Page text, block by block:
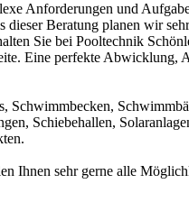
Anforderungen und
Beratung planen wir
Sie bei Pooltechnik
Eine perfekte
Schwimmbecken,
Schiebehallen,
Ihnen sehr gerne alle